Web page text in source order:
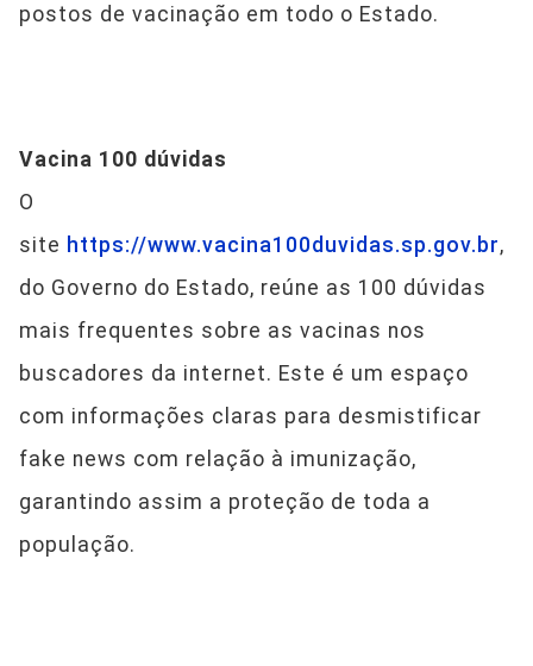
postos de vacinação em todo o Estado.
Vacina 100 dúvidas
O
site https://www.vacina100duvidas.sp.gov.br,
do Governo do Estado, reúne as 100 dúvidas
mais frequentes sobre as vacinas nos
buscadores da internet. Este é um espaço
com informações claras para desmistificar
fake news com relação à imunização,
garantindo assim a proteção de toda a
população.